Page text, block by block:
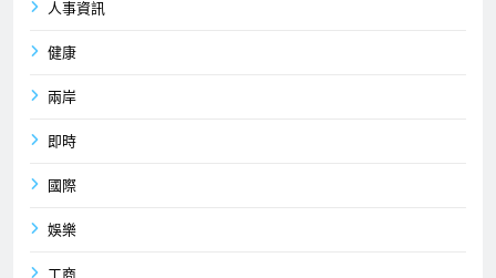
人事資訊
健康
兩岸
即時
國際
娛樂